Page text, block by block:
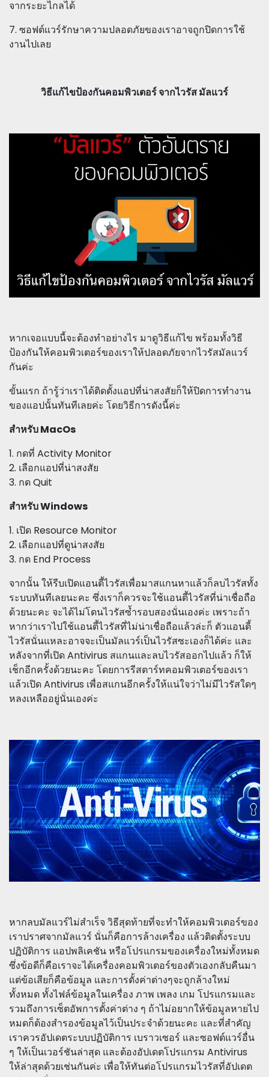
จากระยะไกลได้
7. ซอฟต์แวร์รักษาความปลอดภัยของเราอาจถูกปิดการใช้
งานไปเลย
วิธีแก้ไขป้องกันคอมพิวเตอร์ จากไวรัส มัลแวร์
หากเจอแบบนี้จะต้องทำอย่างไร มาดูวิธีแก้ไข พร้อมทั้งวิธี
ป้องกันให้คอมพิวเตอร์ของเราให้ปลอดภัยจากไวรัสมัลแวร์
กันค่ะ
ขั้นแรก ถ้ารู้ว่าเราได้ติดตั้งแอปที่น่าสงสัยก็ให้ปิดการทำงาน
ของแอปนั้นทันทีเลยค่ะ โดยวิธีการดังนี้ค่ะ
สำหรับ MacOs
1. กดที่ Activity Monitor
2. เลือกแอปที่น่าสงสัย
3. กด Quit
สำหรับ Windows
1. เปิด Resource Monitor
2. เลือกแอปที่ดูน่าสงสัย
3. กด End Process
จากนั้น ให้รีบเปิดแอนตี้ไวรัสเพื่อมาสแกนหาแล้วก็ลบไวรัสทั้ง
ระบบทันทีเลยนะคะ ซึ่งเราก็ควรจะใช้แอนตี้ไวรัสที่น่าเชื่อถือ
ด้วยนะคะ จะได้ไม่โดนไวรัสซํ้ารอบสองนั่นเองค่ะ เพราะถ้า
หากว่าเราไปใช้แอนตี้ไวรัสที่ไม่น่าเชื่อถือแล้วล่ะก็ ตัวแอนตี้
ไวรัสนั่นแหละอาจจะเป็นมัลแวร์เป็นไวรัสซะเองก็ได้ค่ะ และ
หลังจากที่เปิด Antivirus สแกนและลบไวรัสออกไปแล้ว ก็ให้
เช็กอีกครั้งด้วยนะคะ โดยการรีสตาร์ทคอมพิวเตอร์ของเรา
แล้วเปิด Antivirus เพื่อสแกนอีกครั้งให้แน่ใจว่าไม่มีไวรัสใดๆ
หลงเหลืออยู่นั่นเองค่ะ
หากลบมัลแวร์ไม่สำเร็จ วิธีสุดท้ายที่จะทำให้คอมพิวเตอร์ของ
เราปราศจากมัลแวร์ นั่นก็คือการล้างเครื่อง แล้วติดตั้งระบบ
ปฏิบัติการ แอปพลิเคชัน หรือโปรแกรมของเครื่องใหม่ทั้งหมด
ซึ่งข้อดีก็คือเราจะได้เครื่องคอมพิวเตอร์ของตัวเองกลับคืนมา
แต่ข้อเสียก็คือข้อมูล และการตั้งค่าต่างๆจะถูกล้างใหม่
ทั้งหมด ทั้งไฟล์ข้อมูลในเครื่อง ภาพ เพลง เกม โปรแกรมและ
รวมถึงการเซ็ตอัพการตั้งค่าต่าง ๆ ถ้าไม่อยากให้ข้อมูลหายไป
หมดก็ต้องสำรองข้อมูลไว้เป็นประจำด้วยนะคะ และที่สำคัญ
เราควรอัปเดตระบบปฏิบัติการ เบราวเซอร์ และซอฟต์แวร์อื่น
ๆ ให้เป็นเวอร์ชันล่าสุด และต้องอัปเดตโปรแกรม Antivirus
ให้ล่าสุดด้วยเช่นกันค่ะ เพื่อให้ทันต่อโปรแกรมไวรัสที่อัปเดต